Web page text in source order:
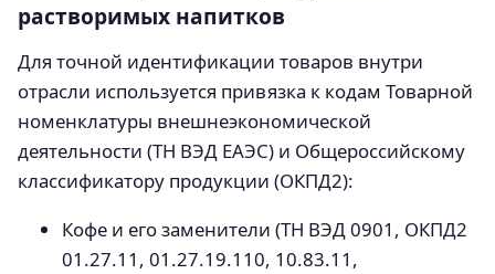
растворимых напитков
Для точной идентификации товаров внутри
отрасли используется привязка к кодам Товарной
номенклатуры внешнеэкономической
деятельности (ТН ВЭД ЕАЭС) и Общероссийскому
классификатору продукции (ОКПД2):
Кофе и его заменители (ТН ВЭД 0901, ОКПД2
01.27.11, 01.27.19.110, 10.83.11,